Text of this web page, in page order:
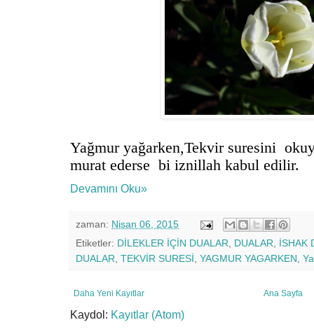
Yağmur yağarken,Tekvir suresini
murat ederse bi iznillah kabul edilir.
Devamını Oku»
zaman: Nisan 06, 2015
Etiketler: DİLEKLER İÇİN DUALAR, DUALAR, İSHAK
DUALAR, TEKVİR SURESİ, YAGMUR YAGARKEN,
Daha Yeni Kayıtlar Ana Sayfa
Kaydol: Kayıtlar (Atom)